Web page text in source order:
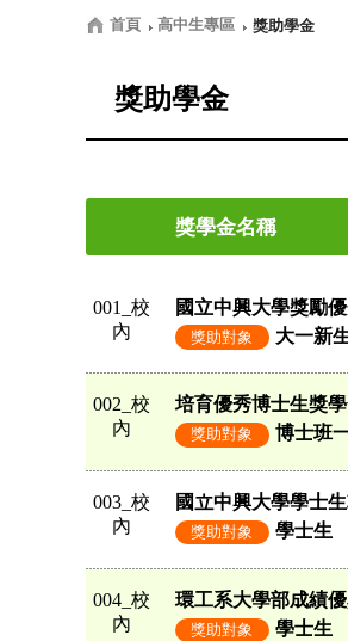
首頁 高中生專區 獎助學金
獎助學金
獎學金名稱
001_校
內
國立中興大學獎勵
獎助對象 大一新
002_校
內
培育優秀博士生獎
獎助對象 博士班
003_校
內
國立中興大學學士
獎助對象 學士生
004_校
內
環工系大學部成績
獎助對象 學士生